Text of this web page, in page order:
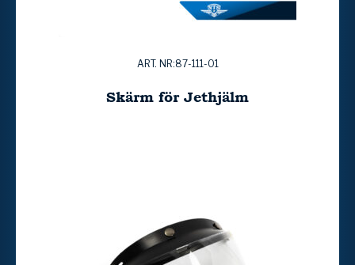
ART. NR:87-111-01
Skärm för Jethjälm